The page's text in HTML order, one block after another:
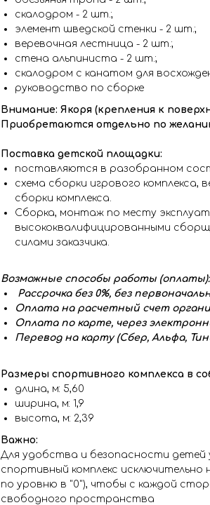
скалодром - 2 шт.;
элемент шведской стенки - 2 шт.;
веревочная лестница - 2 шт.;
стена альпиниста - 2 шт.;
скалодром с канатом для
руководство по сборке
Внимание: Якоря (крепления к
Приобретаются отдельно по
Поставка детской площадки:
поставляются в разобранном
схема сборки игрового комплекса,
сборки комплекса.
Сборка, монтаж по месту
высококвалифицированными
силами заказчика.
Возможные способы работы (оплаты):
Рассрочка без 0%, без
Оплата на расчетный счет
Оплата по карте, через
Перевод на карту (Сбер, Альфа,
Размеры спортивного комплекса в
длина, м: 5,60
ширина, м: 1,9
высота, м: 2,39
Важно:
Для удобства и безопасности
спортивный комплекс
по уровню в "0"), чтобы с каждой
свободного пространства